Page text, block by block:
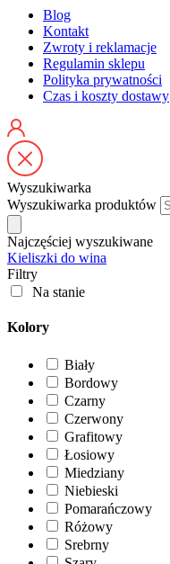
Blog
Kontakt
Zwroty i reklamacje
Regulamin sklepu
Polityka prywatności
Czas i koszty dostawy
Wyszukiwarka
Wyszukiwarka produktów
Najczęściej wyszukiwane
Kieliszki do wina
Filtry
Na stanie
Kolory
Biały
Bordowy
Czarny
Czerwony
Grafitowy
Łosiowy
Miedziany
Niebieski
Pomarańczowy
Różowy
Srebrny